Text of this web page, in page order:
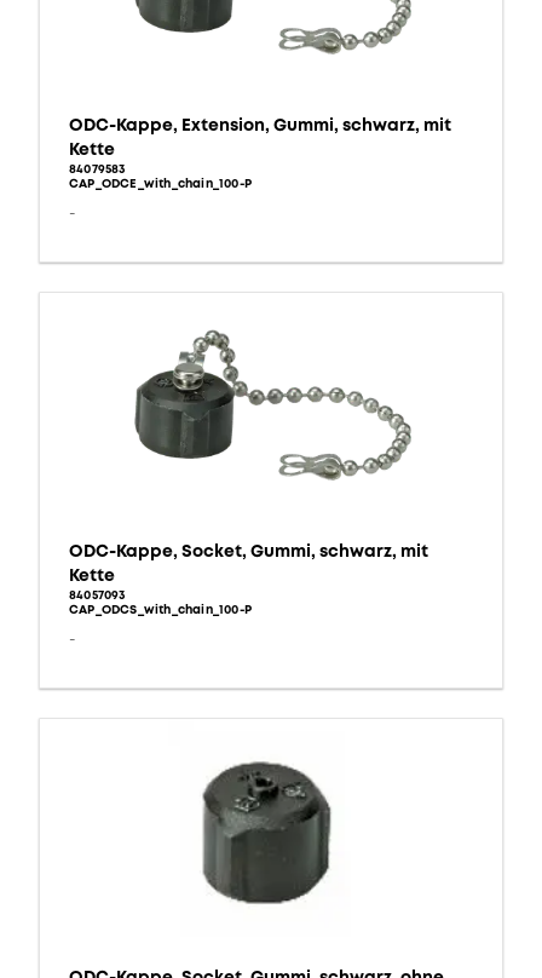
ODC-Kappe, Extension, Gummi, schwarz, mit
Kette
84079583
CAP_ODCE_with_chain_100-P
-
ODC-Kappe, Socket, Gummi, schwarz, mit
Kette
84057093
CAP_ODCS_with_chain_100-P
-